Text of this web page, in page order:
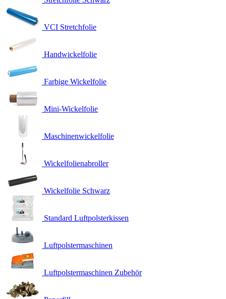
VCI Stretchfolie
Handwickelfolie
Farbige Wickelfolie
Mini-Wickelfolie
Maschinenwickelfolie
Wickelfolienabroller
Wickelfolie Schwarz
Standard Luftpolsterkissen
Luftpolstermaschinen
Luftpolstermaschinen Zubehör